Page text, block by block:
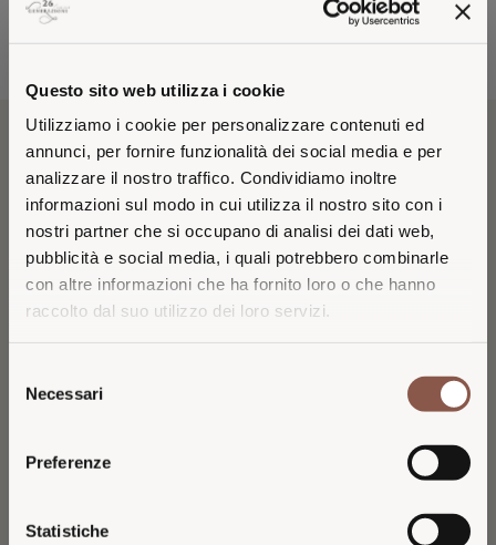
Questo sito web utilizza i cookie
Utilizziamo i cookie per personalizzare contenuti ed
annunci, per fornire funzionalità dei social media e per
analizzare il nostro traffico. Condividiamo inoltre
informazioni sul modo in cui utilizza il nostro sito con i
nostri partner che si occupano di analisi dei dati web,
pubblicità e social media, i quali potrebbero combinarle
con altre informazioni che ha fornito loro o che hanno
raccolto dal suo utilizzo dei loro servizi.
delNecessari
Preferenze
Statistiche
IL VINO
Il Bruciato nasce nel 2002, in una delle più difficili vendemmie di
Tenuta Guado al Tasso, per raccontare e far conoscere secondo
uno stile moderno il terroir unico di Bolgheri. Le uve Cabernet
Sauvignon, Merlot, Syrah, Cabernet Franc e Petit Verdot
complessità.
U.S., please continue on the dedicated U.S.